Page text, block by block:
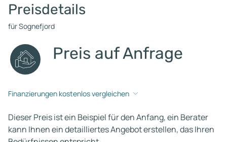
Preisdetails
für Sognefjord
Preis auf Anfrage
Finanzierungen kostenlos vergleichen
Dieser Preis ist ein Beispiel für den Anfang, ein Berater
kann Ihnen ein detailliertes Angebot erstellen, das Ihren